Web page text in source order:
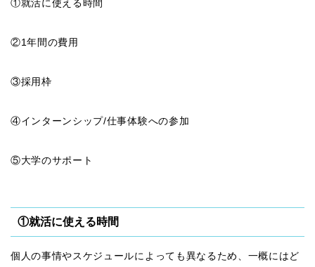
①就活に使える時間
②1年間の費用
③採用枠
④インターンシップ/仕事体験への参加
⑤大学のサポート
①就活に使える時間
個人の事情やスケジュールによっても異なるため、一概にはど